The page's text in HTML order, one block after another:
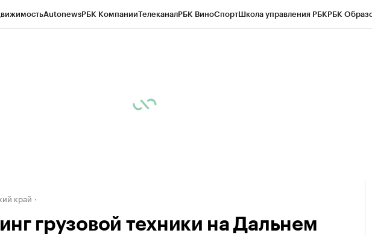
AutonewsРБК КомпанииТелеканалРБК ВиноСпортШкола управления РБКРБК
край
грузовой техники на Дальнем